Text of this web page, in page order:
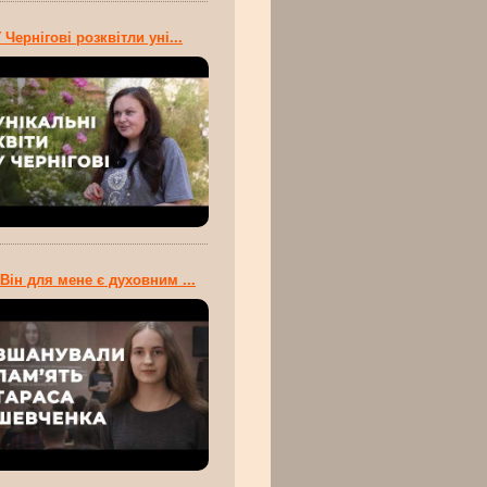
Чернігові розквітли уні...
для мене є духовним ...